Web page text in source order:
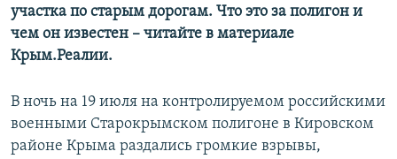
участка по старым дорогам. Что это за полигон и
чем он известен – читайте в материале
Крым.Реалии.
В ночь на 19 июля на контролируемом российскими
военными Старокрымском полигоне в Кировском
районе Крыма раздались громкие взрывы,